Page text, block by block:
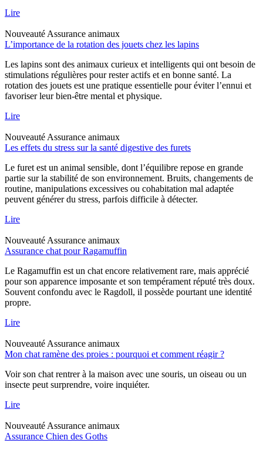
Lire
Nouveauté Assurance animaux
L’importance de la rotation des jouets chez les lapins
Les lapins sont des animaux curieux et intelligents qui ont besoin de
stimulations régulières pour rester actifs et en bonne santé. La
rotation des jouets est une pratique essentielle pour éviter l’ennui et
favoriser leur bien-être mental et physique.
Lire
Nouveauté Assurance animaux
Les effets du stress sur la santé digestive des furets
Le furet est un animal sensible, dont l’équilibre repose en grande
partie sur la stabilité de son environnement. Bruits, changements de
routine, manipulations excessives ou cohabitation mal adaptée
peuvent générer du stress, parfois difficile à détecter.
Lire
Nouveauté Assurance animaux
Assurance chat pour Ragamuffin
Le Ragamuffin est un chat encore relativement rare, mais apprécié
pour son apparence imposante et son tempérament réputé très doux.
Souvent confondu avec le Ragdoll, il possède pourtant une identité
propre.
Lire
Nouveauté Assurance animaux
Mon chat ramène des proies : pourquoi et comment réagir ?
Voir son chat rentrer à la maison avec une souris, un oiseau ou un
insecte peut surprendre, voire inquiéter.
Lire
Nouveauté Assurance animaux
Assurance Chien des Goths